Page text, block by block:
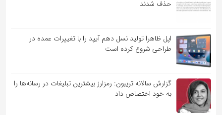
حذف شدند
اپل ظاهرا تولید نسل دهم آیپد را با تغییرات عمده در
طراحی شروع کرده است
گزارش سالانه تریبون: رمزارز بیشترین تبلیغات در رسانه‌ها را
به خود اختصاص داد